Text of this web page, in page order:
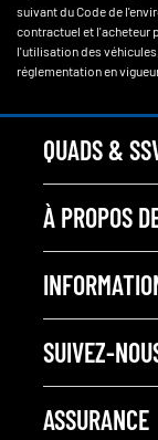
suivant du Code de
contractuel et l'acheteur
l'utilisation des
réglementation en
QUADS &
À PROPOS
SUIVEZ-
ASSURANCE